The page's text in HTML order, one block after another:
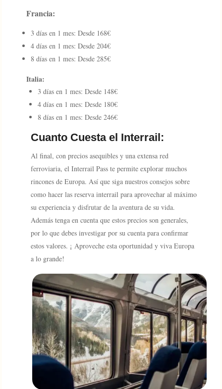
Francia:
3 días en 1 mes: Desde 168€
4 días en 1 mes: Desde 204€
8 días en 1 mes: Desde 285€
Italia:
3 días en 1 mes: Desde 148€
4 días en 1 mes: Desde 180€
8 días en 1 mes: Desde 246€
Cuanto Cuesta el Interrail:
Al final, con precios asequibles y una extensa red
ferroviaria, el Interrail Pass te permite explorar muchos
rincones de Europa. Así que siga nuestros consejos sobre
como hacer las reserva interrail para aprovechar al máximo
su experiencia y disfrutar de la aventura de su vida.
Además tenga en cuenta que estos precios son generales,
por lo que debes investigar por su cuenta para confirmar
estos valores. ¡ Aproveche esta oportunidad y viva Europa
a lo grande!